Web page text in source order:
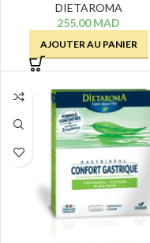
DIETAROMA
255,00MAD
AJOUTER AU PANIER